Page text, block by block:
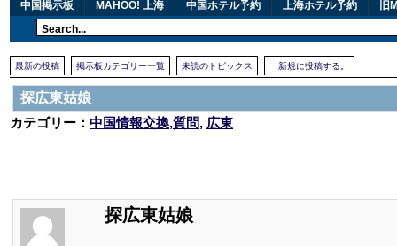
中国掲示板 MAHOO! 上海 中国ホテル予約 上海ホテル予約 旧
最新の投稿 掲示板カテゴリー一覧 未読のトピックス 新規に投稿する。
探広東姑娘
カテゴリー： 中国情報交換,質問, 広東
探広東姑娘